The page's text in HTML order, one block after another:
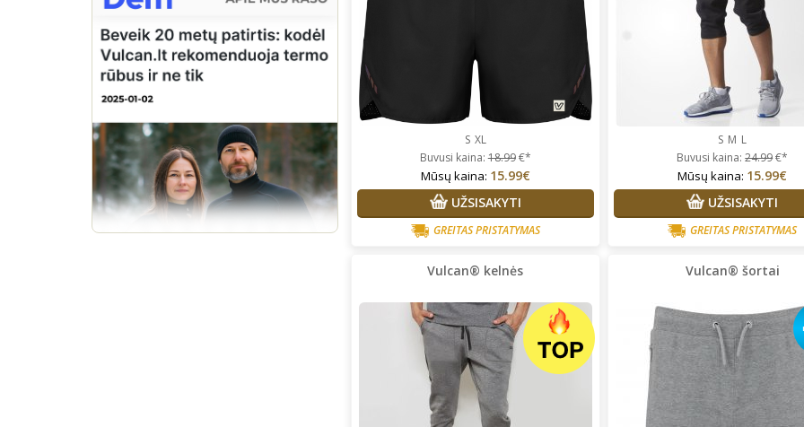
S XL
Buvusi kaina:18.99€*
Mūsų kaina: 15.99€
UŽSISAKYTI
GREITAS PRISTATYMAS
S M L
Buvusi kaina:24.99€*
Mūsų kaina: 15.99€
UŽSISAKYTI
GREITAS PRISTATYMAS
Vulcan® kelnės Vulcan® šortai